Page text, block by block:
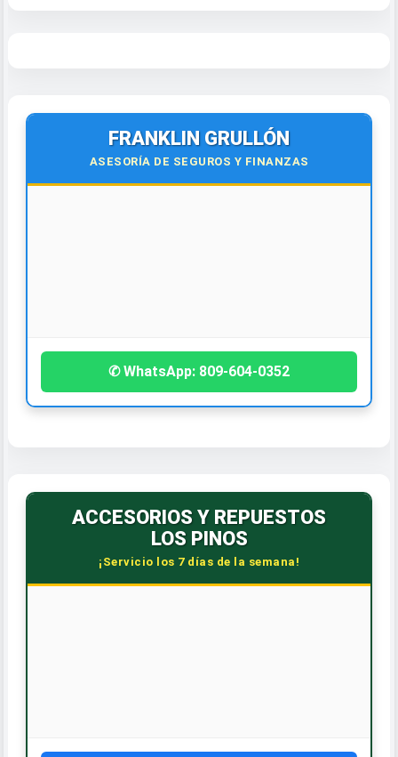
FRANKLIN GRULLÓN
ASESORÍA DE SEGUROS Y FINANZAS
✆ WhatsApp: 809-604-0352
ACCESORIOS Y REPUESTOS
LOS PINOS
¡Servicio los 7 días de la semana!